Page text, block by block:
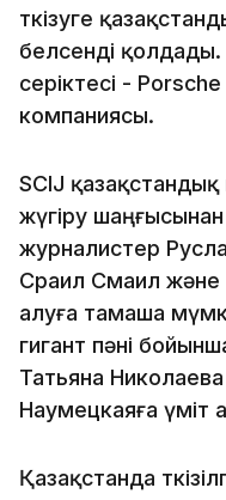
өткізуге
белсенді
серіктесі -
компаниясы.
SCIJ
жүгіру
журналистер
Сраил Смаил және
алуға тамаша
гигант пәні
Татьяна
Наумецкаяға үміт
Қазақстанда